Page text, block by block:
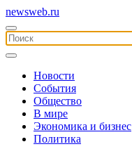
newsweb.ru
Новости
События
Общество
В мире
Экономика и бизнес
Политика